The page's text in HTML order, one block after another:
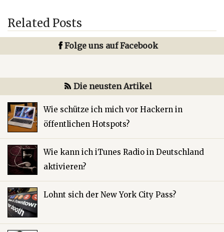
Related Posts
Folge uns auf Facebook
Die neusten Artikel
Wie schütze ich mich vor Hackern in
öffentlichen Hotspots?
Wie kann ich iTunes Radio in Deutschland
aktivieren?
Lohnt sich der New York City Pass?